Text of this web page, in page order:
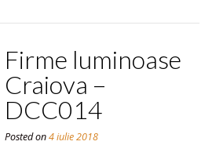
Firme luminoase
Craiova –
DCC014
Posted on4 iulie 2018